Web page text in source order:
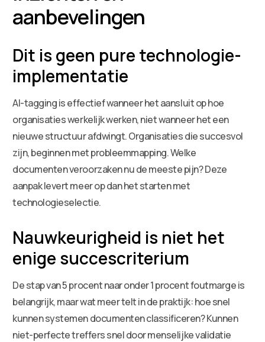
aanbevelingen
Dit is geen pure technologie-
implementatie
AI-tagging is effectief wanneer het aansluit op hoe
organisaties werkelijk werken, niet wanneer het een
nieuwe structuur afdwingt. Organisaties die succesvol
zijn, beginnen met probleemmapping. Welke
documenten veroorzaken nu de meeste pijn? Deze
aanpak levert meer op dan het starten met
technologieselectie.
Nauwkeurigheid is niet het
enige succescriterium
De stap van 5 procent naar onder 1 procent foutmarge is
belangrijk, maar wat meer telt in de praktijk: hoe snel
kunnen systemen documenten classificeren? Kunnen
niet-perfecte treffers snel door menselijke validatie